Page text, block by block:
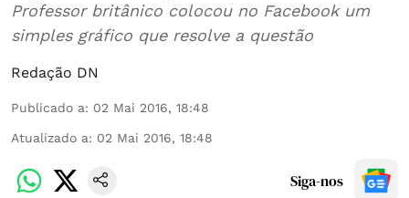
Professor britânico colocou no Facebook um
simples gráfico que resolve a questão
Redação DN
Publicado a: 02 Mai 2016, 18:48
Atualizado a: 02 Mai 2016, 18:48
Siga-nos